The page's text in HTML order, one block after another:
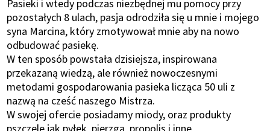
Pasieki i wtedy podczas niezbędnej mu pomocy przy
pozostałych 8 ulach, pasja odrodziła się u mnie i mojego
syna Marcina, który zmotywował mnie aby na nowo
odbudować pasiekę.
W ten sposób powstała dzisiejsza, inspirowana
przekazaną wiedzą, ale również nowoczesnymi
metodami gospodarowania pasieka licząca 50 uli z
nazwą na cześć naszego Mistrza.
W swojej ofercie posiadamy miody, oraz produkty
pszczele jak pyłek, pierzga, propolis i inne